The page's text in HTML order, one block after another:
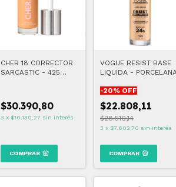
CHER 18 CORRECTOR
SARCASTIC - 425
$30.390,80
3 x $10.130,27 sin interés
COMPRAR
VOGUE RESIST BASE
LIQUIDA -
-20% OFF
$22.808,11
$28.510,14
3 x $7.602,70 sin interés
COMPRAR